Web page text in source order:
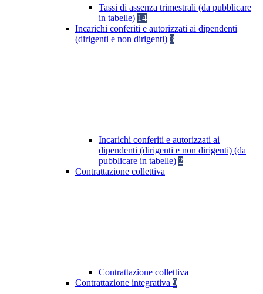
Tassi di assenza trimestrali (da pubblicare
in tabelle) 14
Incarichi conferiti e autorizzati ai dipendenti
(dirigenti e non dirigenti) 3
Incarichi conferiti e autorizzati ai
dipendenti (dirigenti e non dirigenti) (da
pubblicare in tabelle) 2
Contrattazione collettiva
Contrattazione collettiva
Contrattazione integrativa 9